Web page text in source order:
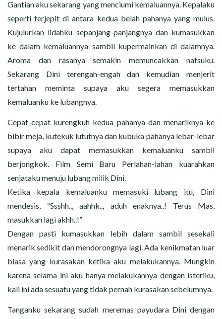
Gantian aku sekarang yang menciumi kemaluannya. Kepalaku
seperti terjepit di antara kedua belah pahanya yang mulus.
Kujulurkan lidahku sepanjang-panjangnya dan kumasukkan
ke dalam kemaluannya sambil kupermainkan di dalamnya.
Aroma dan rasanya semakin memuncakkan nafsuku.
Sekarang Dini terengah-engah dan kemudian menjerit
tertahan meminta supaya aku segera memasukkan
kemaluanku ke lubangnya.
Cepat-cepat kurengkuh kedua pahanya dan menariknya ke
bibir meja, kutekuk lututnya dan kubuka pahanya lebar-lebar
supaya aku dapat memasukkan kemaluanku sambil
berjongkok. Film Semi Baru Perlahan-lahan kuarahkan
senjataku menuju lubang milik Dini.
Ketika kepala kemaluanku memasuki lubang itu, Dini
mendesis, “Ssshh.., aahhk.., aduh enaknya..! Terus Mas,
masukkan lagi akhh..!”
Dengan pasti kumasukkan lebih dalam sambil sesekali
menarik sedikit dan mendorongnya lagi. Ada kenikmatan luar
biasa yang kurasakan ketika aku melakukannya. Mungkin
karena selama ini aku hanya melakukannya dengan isteriku,
kali ini ada sesuatu yang tidak pernah kurasakan sebelumnya.
Tanganku sekarang sudah meremas payudara Dini dengan